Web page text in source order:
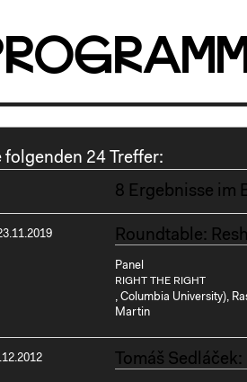
Rog Ram m
folgenden 24 Treffer:
8 Ergebnisse im
Roundtable:
Panel
RIGHT THE RIGHT
, Columbia University),
Martin
Tomáš